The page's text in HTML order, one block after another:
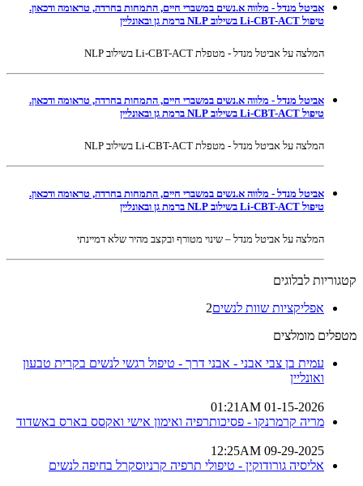
אביטל מנדל - מלווה א.נשים במשברי חיים, התמחות בחרדה, טראומה ודכאון.
טיפול Li-CBT-ACT בשילוב NLP ברמת גן ובאונליין
המלצה על אביטל מנדל - מטפלת Li-CBT-ACT בשילוב NLP
אביטל מנדל - מלווה א.נשים במשברי חיים, התמחות בחרדה, טראומה ודכאון.
טיפול Li-CBT-ACT בשילוב NLP ברמת גן ובאונליין
המלצה על אביטל מנדל - מטפלת Li-CBT-ACT בשילוב NLP
אביטל מנדל - מלווה א.נשים במשברי חיים, התמחות בחרדה, טראומה ודכאון.
טיפול Li-CBT-ACT בשילוב NLP ברמת גן ובאונליין
המלצה על אביטל מנדל – שינוי מטורף ובקצב מהיר שלא דמיינתי
קטגוריות לבלוגים
אפליקציות שוות לנשים2
מטפלים מומלצים
עמית בן צבי אבני - אבני דרך - טיפול רגשי לנשים בקרית טבעון
ואונליין
01-15-2026 01:21AM
מריה קרמרנקו - פסיכותרפיה ואימון אישי ואקסס בארס באשדוד
09-29-2025 12:25AM
אליסיה גורודוקין - טיפולי תרפיה קרניוסקרל בחיפה לנשים